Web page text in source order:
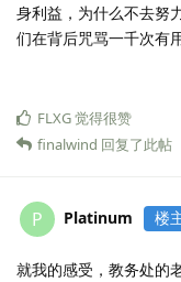
身利益，为什么不去努
们在背后咒骂一千次有用
FLXG觉得很赞
finalwind 回复了此帖
P Platinum 楼
就我的感受，教务处的